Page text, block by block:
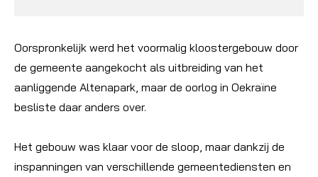
Oorspronkelijk werd het voormalig kloostergebouw door
de gemeente aangekocht als uitbreiding van het
aanliggende Altenapark, maar de oorlog in Oekraïne
besliste daar anders over.
Het gebouw was klaar voor de sloop, maar dankzij de
inspanningen van verschillende gemeentediensten en